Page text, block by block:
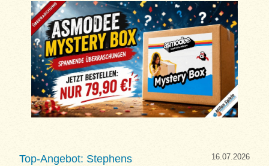
Top-Angebot: Stephens 16.07.2026